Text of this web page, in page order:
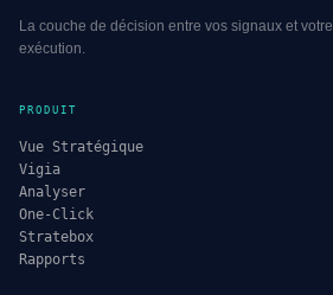
La couche de décision entre vos signaux et votre
exécution.
PRODUIT
Vue Stratégique
Vigia
Analyser
One-Click
Stratebox
Rapports